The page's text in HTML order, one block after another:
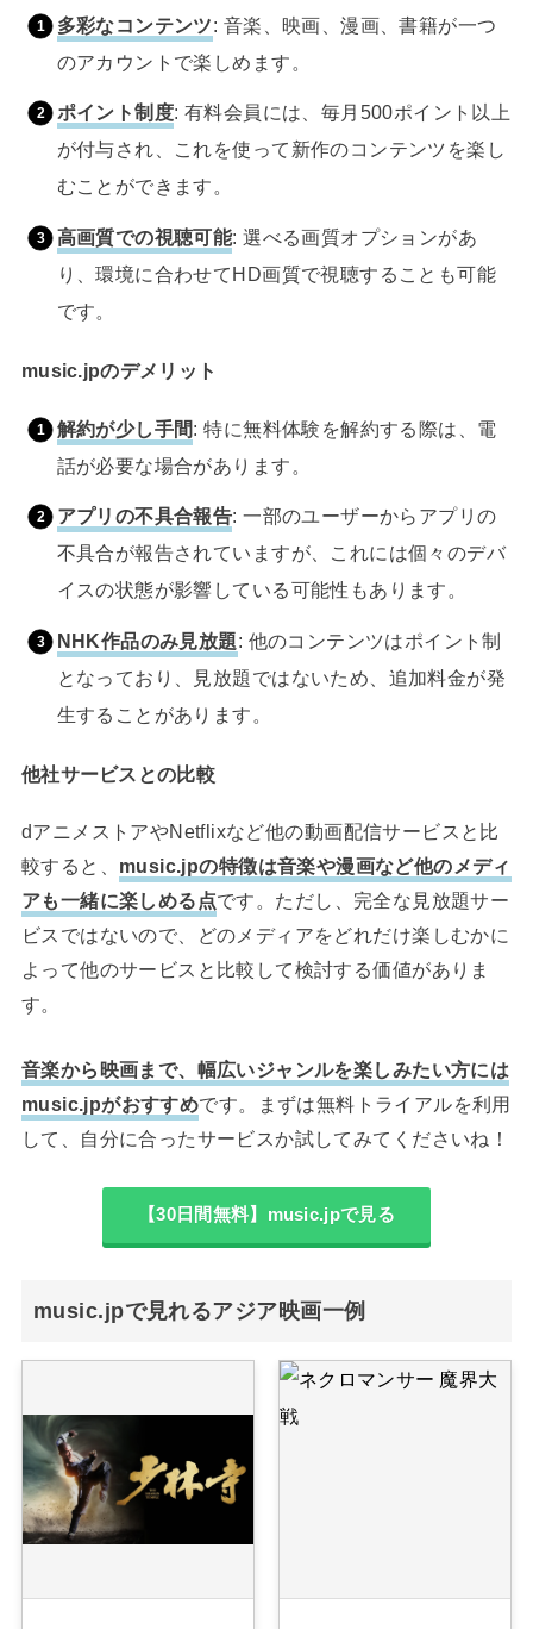
多彩なコンテンツ: 音楽、映画、漫画、書籍が一つ
のアカウントで楽しめます。
ポイント制度: 有料会員には、毎月500ポイント以上
が付与され、これを使って新作のコンテンツを楽し
むことができます。
高画質での視聴可能: 選べる画質オプションがあ
り、環境に合わせてHD画質で視聴することも可能
です。
music.jpのデメリット
解約が少し手間: 特に無料体験を解約する際は、電
話が必要な場合があります。
アプリの不具合報告: 一部のユーザーからアプリの
不具合が報告されていますが、これには個々のデバ
イスの状態が影響している可能性もあります。
NHK作品のみ見放題: 他のコンテンツはポイント制
となっており、見放題ではないため、追加料金が発
生することがあります。
他社サービスとの比較
dアニメストアやNetflixなど他の動画配信サービスと比
較すると、 music.jpの特徴は音楽や漫画など他のメディ
アも一緒に楽しめる点です。ただし、完全な見放題サー
ビスではないので、どのメディアをどれだけ楽しむかに
よって他のサービスと比較して検討する価値がありま
す。
音楽から映画まで、幅広いジャンルを楽しみたい方には
music.jpがおすすめです。まずは無料トライアルを利用
して、自分に合ったサービスか試してみてくださいね！
【30日間無料】music.jpで見る
music.jpで見れるアジア映画一例